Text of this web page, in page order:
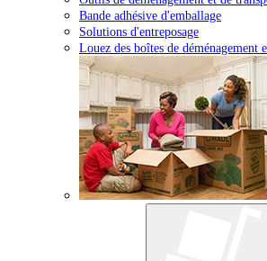
Bande adhésive d'emballage
Solutions d'entreposage
Louez des boîtes de déménagement